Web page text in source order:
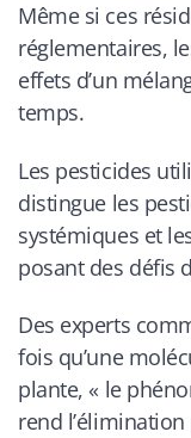
Même si ces
réglementaires,
effets d’un
temps.
Les pesticides
distingue les
systémiques et
posant des défis
Des experts
fois qu’une
plante, « le
rend